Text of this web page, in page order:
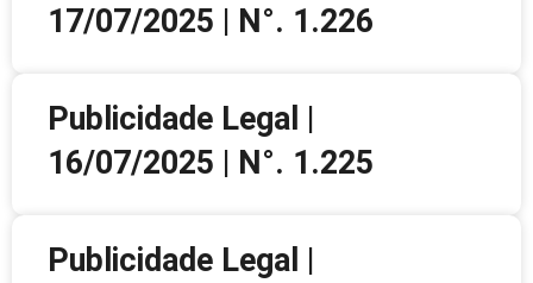
17/07/2025 | N°. 1.226
Publicidade Legal |
16/07/2025 | N°. 1.225
Publicidade Legal |